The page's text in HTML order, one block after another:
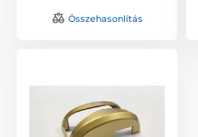
Összehasonlítás